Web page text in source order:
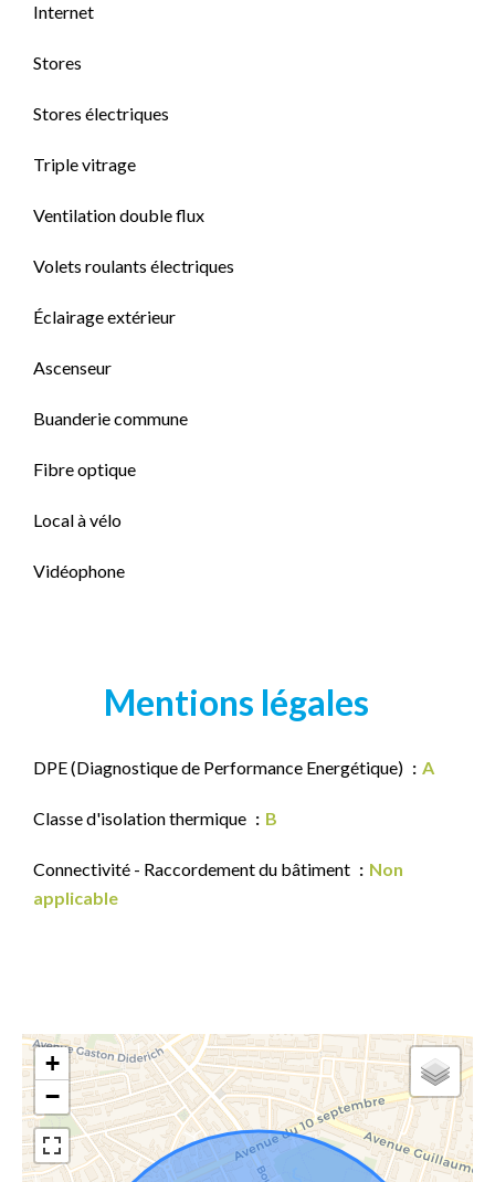
Internet
Stores
Stores électriques
Triple vitrage
Ventilation double flux
Volets roulants électriques
Éclairage extérieur
Ascenseur
Buanderie commune
Fibre optique
Local à vélo
Vidéophone
Mentions légales
DPE (Diagnostique de Performance Energétique) A
Classe d'isolation thermique B
Connectivité - Raccordement du bâtiment
Non
applicable
+
−